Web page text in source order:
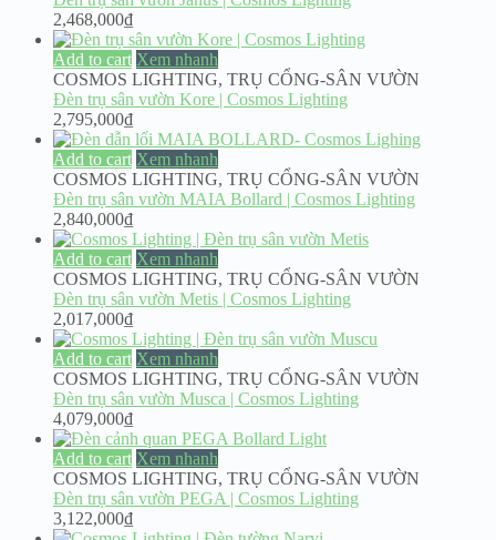
2,468,000₫
Add to cart Xem nhanh
COSMOS LIGHTING, TRỤ CỔNG-SÂN VƯỜN
Đèn trụ sân vườn Kore | Cosmos Lighting
2,795,000₫
Add to cart Xem nhanh
COSMOS LIGHTING, TRỤ CỔNG-SÂN VƯỜN
Đèn trụ sân vườn MAIA Bollard | Cosmos Lighting
2,840,000₫
Add to cart Xem nhanh
COSMOS LIGHTING, TRỤ CỔNG-SÂN VƯỜN
Đèn trụ sân vườn Metis | Cosmos Lighting
2,017,000₫
Add to cart Xem nhanh
COSMOS LIGHTING, TRỤ CỔNG-SÂN VƯỜN
Đèn trụ sân vườn Musca | Cosmos Lighting
4,079,000₫
Add to cart Xem nhanh
COSMOS LIGHTING, TRỤ CỔNG-SÂN VƯỜN
Đèn trụ sân vườn PEGA | Cosmos Lighting
3,122,000₫